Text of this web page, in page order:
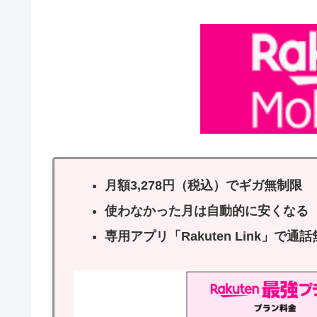
月額3,278円（税込）でギガ無制限
使わなかった月は自動的に安くなる
専用アプリ「Rakuten Link」で通話